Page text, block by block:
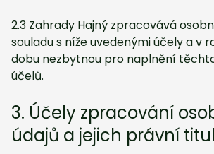
2.3 Zahrady Hajný zpracovává
souladu s níže uvedenými účely a v
dobu nezbytnou pro naplnění
účelů.
3. Účely zpracování
údajů a jejich právní